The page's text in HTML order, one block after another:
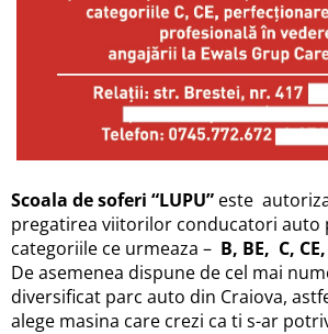
Scoala de soferi “LUPU” este
pregatirea viitorilor conducatori auto
categoriile ce urmeaza – B, BE, C,
De asemenea dispune de cel mai
diversificat parc auto din Craiova,
alege masina care crezi ca ti s-ar